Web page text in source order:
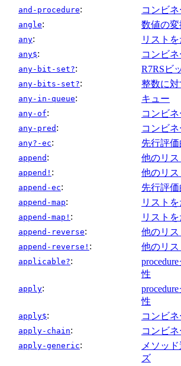
and-procedure: コンビ
angle: 数値の変
any: リスト
any$: コンビネ
any-bit-set?: R7RSビ
any-bits-set?: 整数に
any-in-queue: キュー
any-of: コンビ
any-pred : コンビネ
any?-ec: 先行評
append : 他のリス
append! : 他のリス
append-ec: 先行評
append-map: リスト
append-map! : リスト
append-reverse: 他のリス
append-reverse! : 他のリス
applicable?:
性
apply:
性
apply$: コンビネ
apply-chain: コンビ
apply-generic:
メソッ
ズ